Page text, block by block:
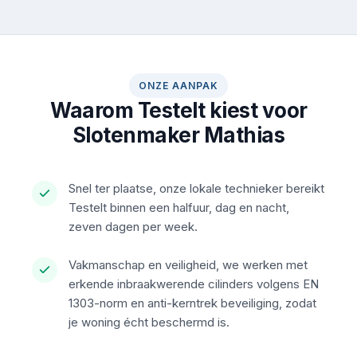
ONZE AANPAK
Waarom Testelt kiest voor
Slotenmaker Mathias
Snel ter plaatse, onze lokale technieker bereikt
Testelt binnen een halfuur, dag en nacht,
zeven dagen per week.
Vakmanschap en veiligheid, we werken met
erkende inbraakwerende cilinders volgens EN
1303-norm en anti-kerntrek beveiliging, zodat
je woning écht beschermd is.